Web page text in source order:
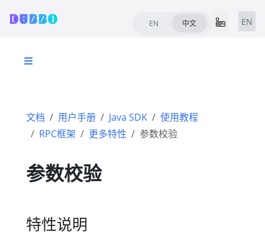
EN 中文 EN
文档 用户手册 Java SDK
使用教程
RPC框架
更多特性 参数校验
参数校验
特性说明